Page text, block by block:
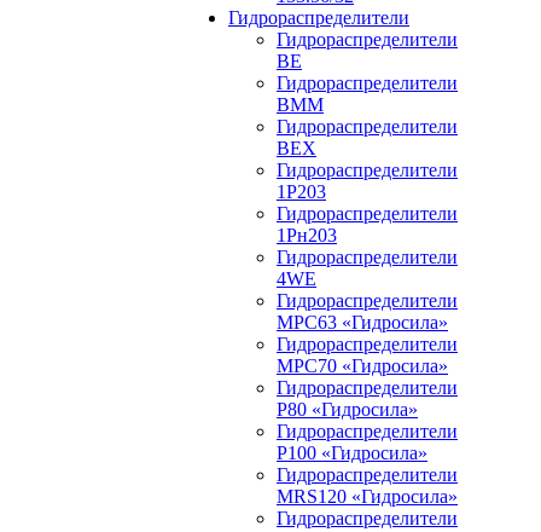
Гидрораспределители
Гидрораспределители
ВЕ
Гидрораспределители
ВММ
Гидрораспределители
ВЕХ
Гидрораспределители
1Р203
Гидрораспределители
1Рн203
Гидрораспределители
4WE
Гидрораспределители
МРС63 «Гидросила»
Гидрораспределители
МРС70 «Гидросила»
Гидрораспределители
Р80 «Гидросила»
Гидрораспределители
Р100 «Гидросила»
Гидрораспределители
MRS120 «Гидросила»
Гидрораспределители